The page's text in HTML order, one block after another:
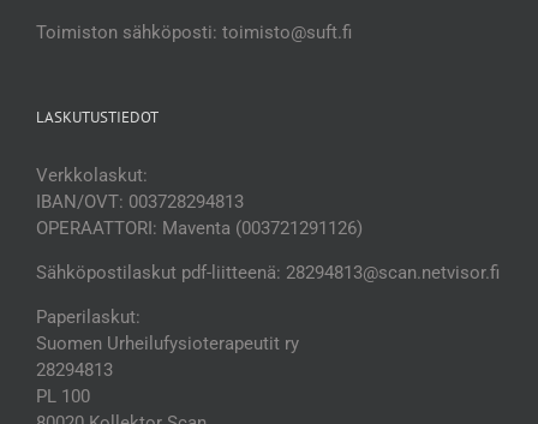
Toimiston sähköposti: toimisto@suft.fi
LASKUTUSTIEDOT
Verkkolaskut:
IBAN/OVT: 003728294813
OPERAATTORI: Maventa (003721291126)
Sähköpostilaskut pdf-liitteenä: 28294813@scan.netvisor.fi
Paperilaskut:
Suomen Urheilufysioterapeutit ry
28294813
PL 100